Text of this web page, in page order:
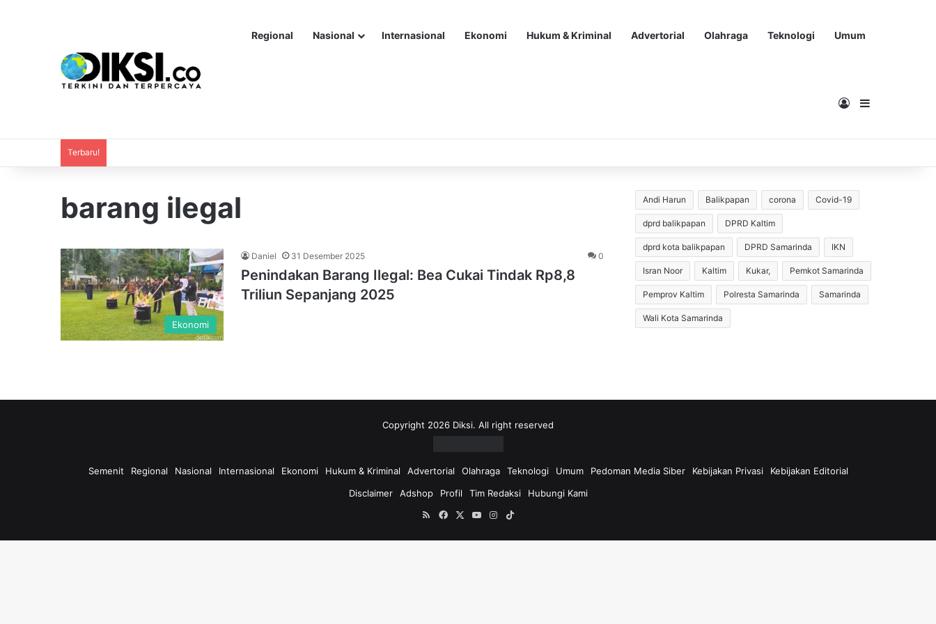
Regional Nasional Internasional Ekonomi Hukum & Kriminal Advertorial Olahraga Teknologi Umum
Masuk
Terbaru!
barang ilegal
Ekonomi
Daniel 31 Desember 2025 0
Penindakan Barang Ilegal: Bea Cukai Tindak Rp8,8
Triliun Sepanjang 2025
Andi Harun Balikpapan corona Covid-19
dprd balikpapan DPRD Kaltim
dprd kota balikpapan DPRD Samarinda IKN
Isran Noor Kaltim Kukar, Pemkot Samarinda
Pemprov Kaltim Polresta Samarinda Samarinda
Wali Kota Samarinda
Copyright 2026 Diksi. All right reserved
Semenit Regional Nasional Internasional Ekonomi Hukum & Kriminal Advertorial Olahraga Teknologi Umum Pedoman Media Siber Kebijakan Privasi
Kebijakan Editorial
Disclaimer
Adshop Profil Tim Redaksi
Hubungi Kami
RSSFacebookYouTubeInstagram
TikTok